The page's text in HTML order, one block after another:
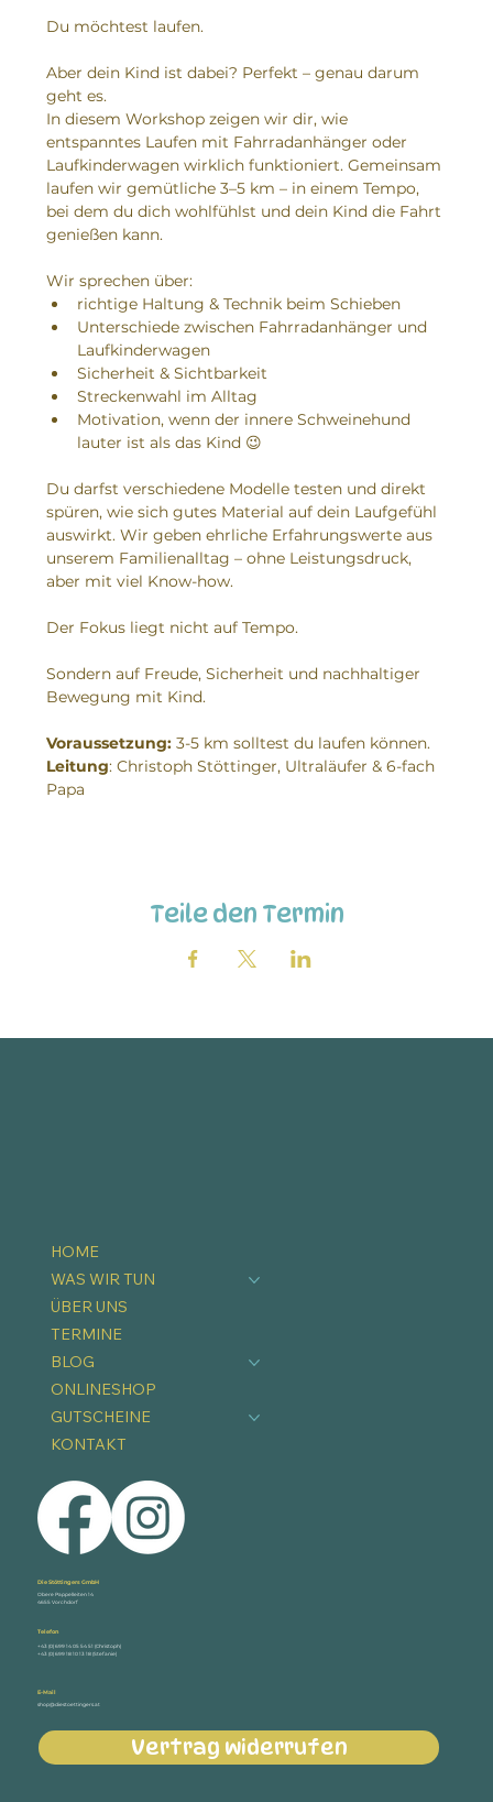
Du möchtest laufen.
Aber dein Kind ist dabei? Perfekt – genau darum
geht es.
In diesem Workshop zeigen wir dir, wie
entspanntes Laufen mit Fahrradanhänger oder
Laufkinderwagen wirklich funktioniert. Gemeinsam
laufen wir gemütliche 3–5 km – in einem Tempo,
bei dem du dich wohlfühlst und dein Kind die Fahrt
genießen kann.
Wir sprechen über:
richtige Haltung & Technik beim Schieben
Unterschiede zwischen Fahrradanhänger und
Laufkinderwagen
Sicherheit & Sichtbarkeit
Streckenwahl im Alltag
Motivation, wenn der innere Schweinehund
lauter ist als das Kind 😉
Du darfst verschiedene Modelle testen und direkt
spüren, wie sich gutes Material auf dein Laufgefühl
auswirkt. Wir geben ehrliche Erfahrungswerte aus
unserem Familienalltag – ohne Leistungsdruck,
aber mit viel Know-how.
Der Fokus liegt nicht auf Tempo.
Sondern auf Freude, Sicherheit und nachhaltiger
Bewegung mit Kind.
Voraussetzung: 3-5 km solltest du laufen können.
Leitung: Christoph Stöttinger, Ultraläufer & 6-fach
Papa
Teile den Termin
HOME
WAS WIR TUN
ÜBER UNS
TERMINE
BLOG
ONLINESHOP
GUTSCHEINE
KONTAKT
Die Stöttingers GmbH
Obere Pappelleiten 14
4655 Vorchdorf
Telefon
+43 (0) 699 14 05 54 51 (Christoph)
+43 (0) 699 18 10 13 18 (Stefanie)
E-Mail
shop@diestoettingers.at
Vertrag widerrufen